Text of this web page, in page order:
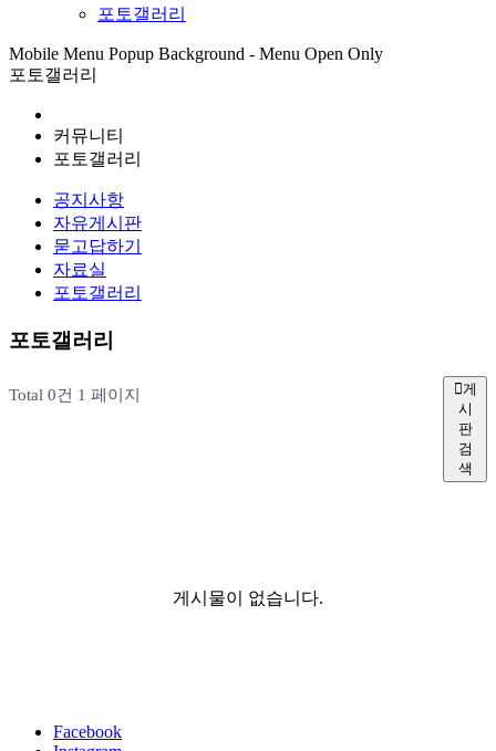
포토갤러리
Mobile Menu Popup Background - Menu Open Only
포토갤러리
커뮤니티
포토갤러리
공지사항
자유게시판
묻고답하기
자료실
포토갤러리
포토갤러리
Total 0건 1 페이지
게
시
판
검
색
게시물이 없습니다.
Facebook